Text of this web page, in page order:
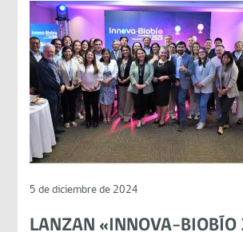
5 de diciembre de 2024
LANZAN «INNOVA-BIOBÍO